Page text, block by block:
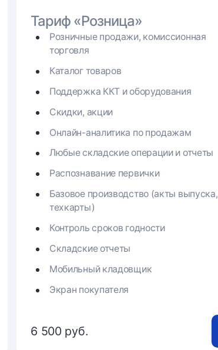
Тариф «Розница»
Розничные продажи, комиссионная
торговля
Каталог товаров
Поддержка ККТ и оборудования
Скидки, акции
Онлайн-аналитика по продажам
Любые складские операции и отчеты
Распознавание первички
Базовое производство (акты выпуска,
техкарты)
Контроль сроков годности
Складские отчеты
Мобильный кладовщик
Экран покупателя
6 500 руб.